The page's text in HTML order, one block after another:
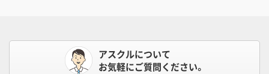
アスクルについて
お気軽にご質問ください。